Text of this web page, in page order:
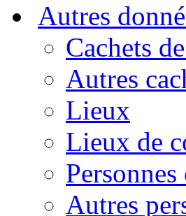
Autres
Cachets
Autres
Lieux
Lieux de
Autres